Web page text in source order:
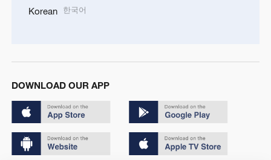
Korean 한국어
DOWNLOAD OUR APP